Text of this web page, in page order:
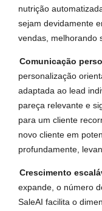
nutrição
sejam devidamente
vendas, melhorando
Comunicação
personalização
adaptada ao lead
pareça relevante e
para um cliente
novo cliente em
profundamente,
Crescimento
expande, o número
SaleAI facilita o